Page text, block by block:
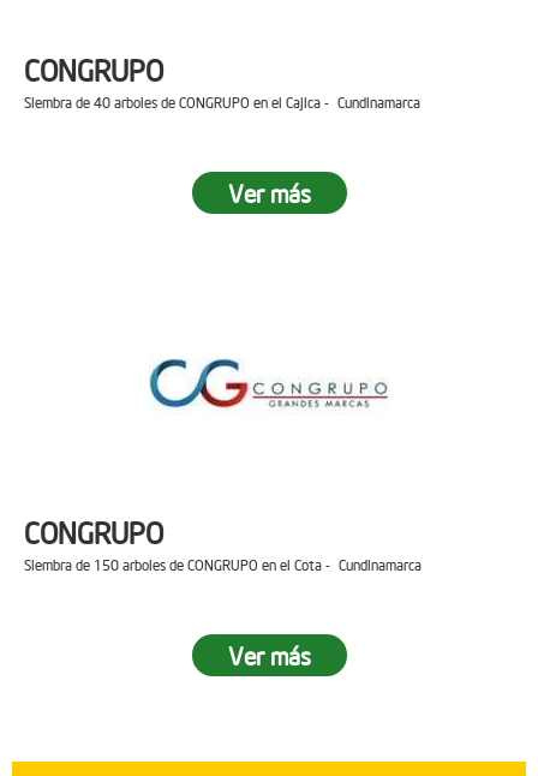
CONGRUPO
Siembra de 40 arboles de CONGRUPO en el Cajica - Cundinamarca
Ver más
CONGRUPO
Siembra de 150 arboles de CONGRUPO en el Cota - Cundinamarca
Ver más